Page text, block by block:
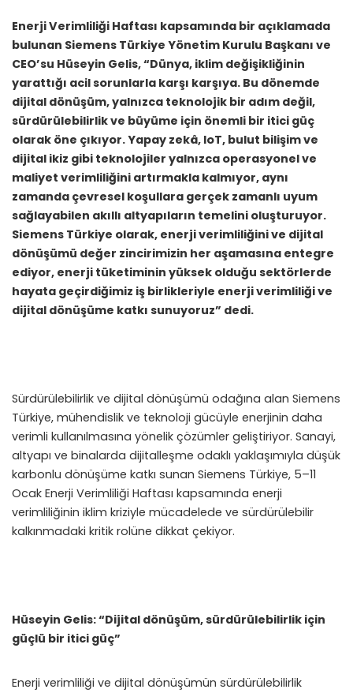
Enerji Verimliliği Haftası kapsamında bir açıklamada
bulunan Siemens Türkiye Yönetim Kurulu Başkanı ve
CEO’su Hüseyin Gelis, “Dünya, iklim değişikliğinin
yarattığı acil sorunlarla karşı karşıya. Bu dönemde
dijital dönüşüm, yalnızca teknolojik bir adım değil,
sürdürülebilirlik ve büyüme için önemli bir itici güç
olarak öne çıkıyor. Yapay zekâ, IoT, bulut bilişim ve
dijital ikiz gibi teknolojiler yalnızca operasyonel ve
maliyet verimliliğini artırmakla kalmıyor, aynı
zamanda çevresel koşullara gerçek zamanlı uyum
sağlayabilen akıllı altyapıların temelini oluşturuyor.
Siemens Türkiye olarak, enerji verimliliğini ve dijital
dönüşümü değer zincirimizin her aşamasına entegre
ediyor, enerji tüketiminin yüksek olduğu sektörlerde
hayata geçirdiğimiz iş birlikleriyle enerji verimliliği ve
dijital dönüşüme katkı sunuyoruz” dedi.
Sürdürülebilirlik ve dijital dönüşümü odağına alan Siemens
Türkiye, mühendislik ve teknoloji gücüyle enerjinin daha
verimli kullanılmasına yönelik çözümler geliştiriyor. Sanayi,
altyapı ve binalarda dijitalleşme odaklı yaklaşımıyla düşük
karbonlu dönüşüme katkı sunan Siemens Türkiye, 5–11
Ocak Enerji Verimliliği Haftası kapsamında enerji
verimliliğinin iklim kriziyle mücadelede ve sürdürülebilir
kalkınmadaki kritik rolüne dikkat çekiyor.
Hüseyin Gelis: “Dijital dönüşüm, sürdürülebilirlik için
güçlü bir itici güç”
Enerji verimliliği ve dijital dönüşümün sürdürülebilirlik